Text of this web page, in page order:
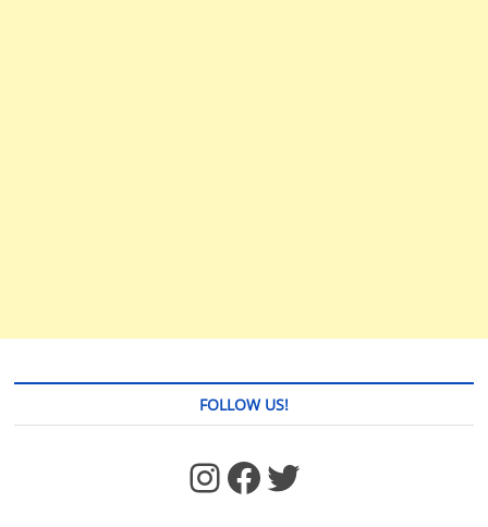
FOLLOW US!
https://www.facebook.com/jstages/ Facebook Twitter